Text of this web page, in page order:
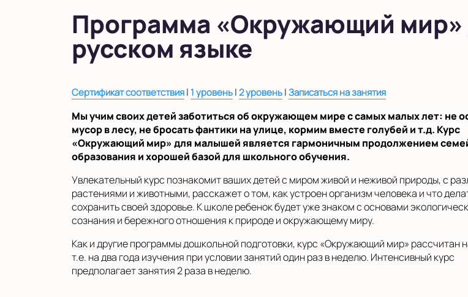
Программа «Окружающий мир»
русском языке
Сертификат соответствия| 1 уровень|2 уровень|Записаться на занятия
Мы учим своих детей заботиться об окружающем мире с самых малых лет: не
мусор в лесу, не бросать фантики на улице, кормим вместе голубей и т.д. Курс
«Окружающий мир» для малышей является гармоничным продолжением
образования и хорошей базой для школьного обучения.
Увлекательный курс познакомит ваших детей с миром живой и неживой природы, с
растениями и животными, расскажет о том, как устроен организм человека и что
сохранить своей здоровье. К школе ребенок будет уже знаком с основами
сознания и бережного отношения к природе и окружающему миру.
Как и другие программы дошкольной подготовки, курс «Окружающий мир» рассчитан
т.е. на два года изучения при условии занятий один раз в неделю. Интенсивный курс
предполагает занятия 2 раза в неделю.